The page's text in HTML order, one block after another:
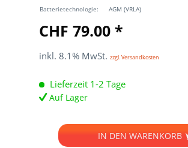
Batterietechnologie:
AGM (VRLA)
CHF 79.00 *
inkl. 8.1% MwSt. zzgl. Versandkosten
Lieferzeit 1-2 Tage
Auf Lager
IN DEN WARENKORB